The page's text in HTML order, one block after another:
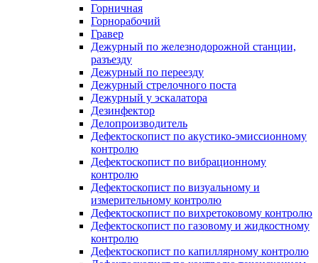
Горничная
Горнорабочий
Гравер
Дежурный по железнодорожной станции,
разъезду
Дежурный по переезду
Дежурный стрелочного поста
Дежурный у эскалатора
Дезинфектор
Делопроизводитель
Дефектоскопист по акустико-эмиссионному
контролю
Дефектоскопист по вибрационному
контролю
Дефектоскопист по визуальному и
измерительному контролю
Дефектоскопист по вихретоковому контролю
Дефектоскопист по газовому и жидкостному
контролю
Дефектоскопист по капиллярному контролю